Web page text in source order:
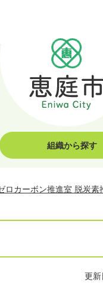
組織から探す
ロカーボン推進室 脱炭素
更